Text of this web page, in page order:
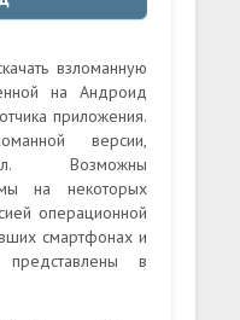
взломанную
на Андроид
приложения.
версии,
Возможны
на некоторых
операционной
смартфонах и
в